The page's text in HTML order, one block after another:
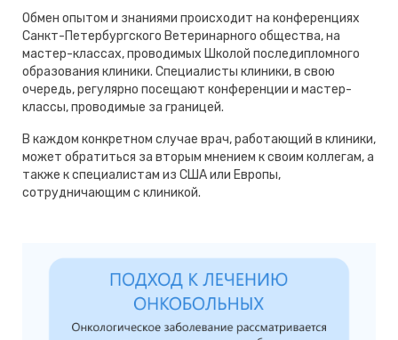
Обмен опытом и знаниями происходит на конференциях
Санкт-Петербургского Ветеринарного общества, на
мастер-классах, проводимых Школой последипломного
образования клиники. Специалисты клиники, в свою
очередь, регулярно посещают конференции и мастер-
классы, проводимые за границей.
В каждом конкретном случае врач, работающий в клиники,
может обратиться за вторым мнением к своим коллегам, а
также к специалистам из США или Европы,
сотрудничающим с клиникой.